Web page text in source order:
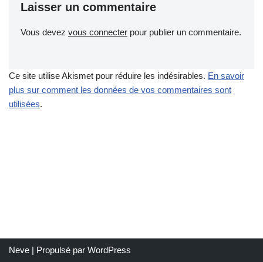
Laisser un commentaire
Vous devez vous connecter pour publier un commentaire.
Ce site utilise Akismet pour réduire les indésirables. En savoir
plus sur comment les données de vos commentaires sont
utilisées.
Neve | Propulsé par WordPress